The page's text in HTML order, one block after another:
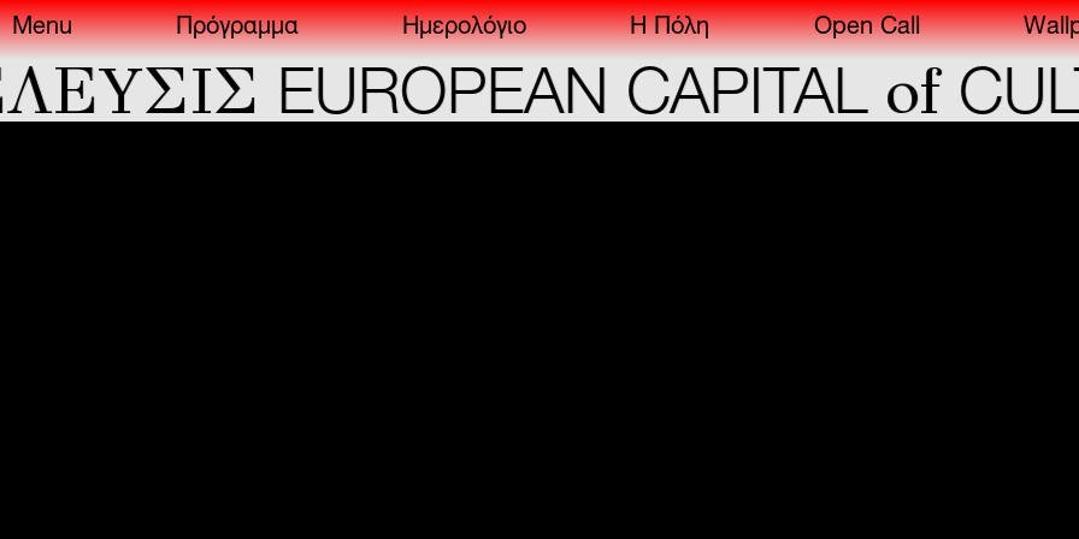
Menu Πρόγραμμα Ημερολόγιο Η Πόλη Open Call
EUROPEAN CAPITAL of